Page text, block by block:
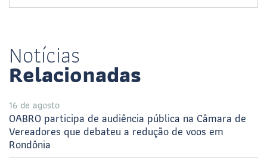
Notícias
Relacionadas
16 de agosto
OABRO participa de audiência pública na Câmara de
Vereadores que debateu a redução de voos em
Rondônia